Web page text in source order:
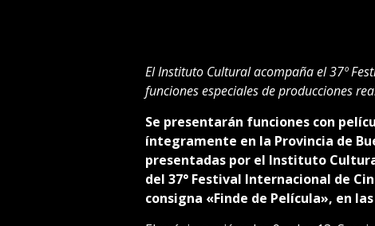
El Instituto Cultural acompaña el 37º
funciones especiales de producciones
Se presentarán funciones con
íntegramente en la Provincia de
presentadas por el Instituto
del 37° Festival Internacional de
consigna «Finde de Película», en